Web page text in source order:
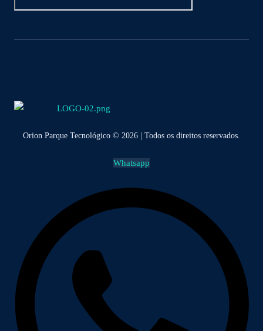
Orion Parque Tecnológico © 2026 | Todos os direitos reservados.
Whatsapp